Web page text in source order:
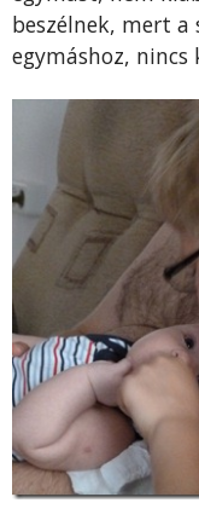
beszélnek, mert a
egymáshoz,